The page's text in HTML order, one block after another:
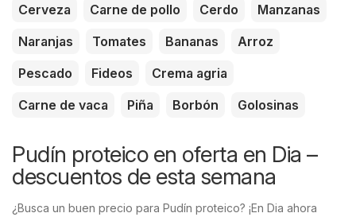
Cerveza
Carne de pollo Cerdo
Manzanas
Naranjas
Tomates Bananas
Arroz
Pescado
Fideos
Crema agria
Carne de vaca
Piña Borbón Golosinas
Pudín proteico en oferta en Dia –
descuentos de esta semana
¿Busca un buen precio para Pudín proteico? ¡En Dia ahora